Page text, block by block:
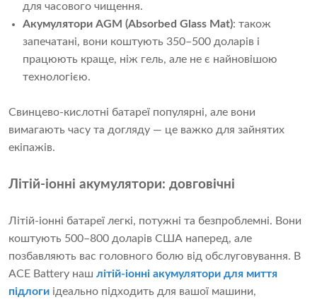
для часового чищення.
Акумулятори AGM (Absorbed Glass Mat): також
запечатані, вони коштують 350–500 доларів і
працюють краще, ніж гель, але не є найновішою
технологією.
Свинцево-кислотні батареї популярні, але вони
вимагають часу та догляду — це важко для зайнятих
екіпажів.
Літій-іонні акумулятори: довговічні
Літій-іонні батареї легкі, потужні та безпроблемні. Вони
коштують 500–800 доларів США наперед, але
позбавляють вас головного болю від обслуговування. В
ACE Battery наш літій-іонні акумулятори для миття
підлоги ідеально підходить для вашої машини,